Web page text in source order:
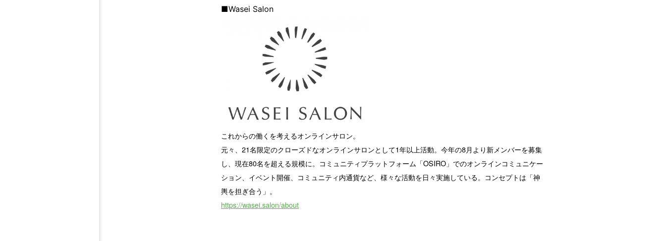
■Wasei Salon
これからの働くを考えるオンラインサロン。
元々、21名限定のクローズドなオンラインサロンとして1年以上活動。今年の8月より新メンバーを募集
し、現在80名を超える規模に。コミュニティプラットフォーム「OSIRO」でのオンラインコミュニケー
ション、イベント開催、コミュニティ内通貨など、様々な活動を日々実施している。コンセプトは「神
輿を担ぎ合う」。
https://wasei.salon/about